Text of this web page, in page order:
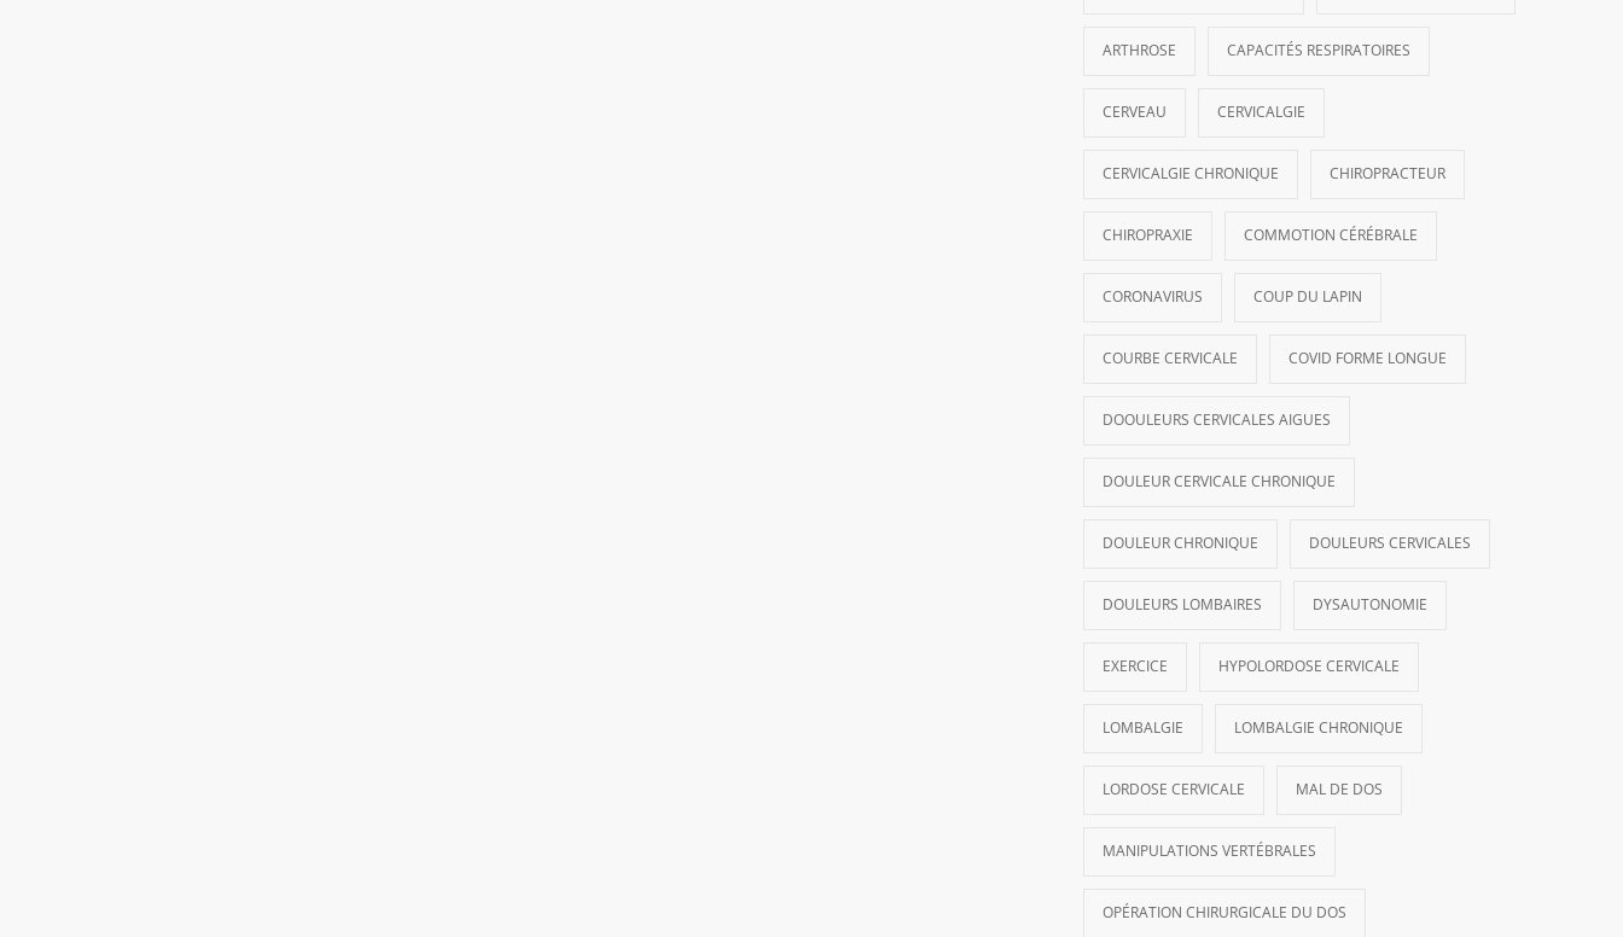
ARTHROSE CAPACITÉS RESPIRATOIRES
CERVEAU CERVICALGIE
CERVICALGIE CHRONIQUE CHIROPRACTEUR
CHIROPRAXIE COMMOTION CÉRÉBRALE
CORONAVIRUS COUP DU LAPIN
COURBE CERVICALE COVID FORME LONGUE
DOOULEURS CERVICALES AIGUES
DOULEUR CERVICALE CHRONIQUE
DOULEUR CHRONIQUE DOULEURS CERVICALES
DOULEURS LOMBAIRES DYSAUTONOMIE
EXERCICE HYPOLORDOSE CERVICALE
LOMBALGIE LOMBALGIE CHRONIQUE
LORDOSE CERVICALE MAL DE DOS
MANIPULATIONS VERTÉBRALES
OPÉRATION CHIRURGICALE DU DOS